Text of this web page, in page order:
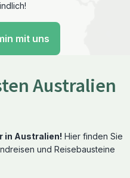
mit uns
Australien
in Australien! Hier finden Sie
und Reisebausteine